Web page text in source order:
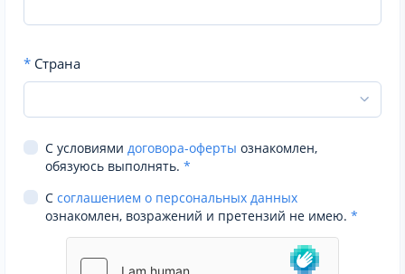
* Страна
С условиями договора-оферты ознакомлен,
обязуюсь выполнять. *
С соглашением о персональных данных
ознакомлен, возражений и претензий не имею. *